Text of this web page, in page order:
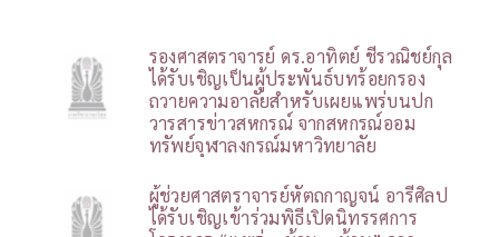
รองศาสตราจารย์ ดร.อาทิตย์ ชีรวณิชย์กุล
ได้รับเชิญเป็นผู้ประพันธ์บทร้อยกรอง
ถวายความอาลัยสำหรับเผยแพร่บนปก
วารสารข่าวสหกรณ์ จากสหกรณ์ออม
ทรัพย์จุฬาลงกรณ์มหาวิทยาลัย
ผู้ช่วยศาสตราจารย์หัตถกาญจน์ อารีศิลป
ได้รับเชิญเข้าร่วมพิธีเปิดนิทรรศการ